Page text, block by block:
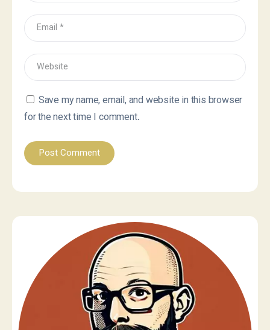
Save my name, email, and website in this browser
for the next time I comment.